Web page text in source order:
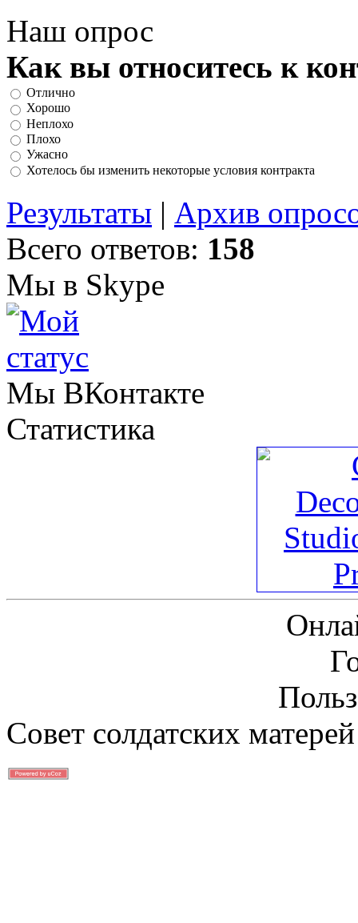
Наш опрос
Как вы относитесь к
Отлично
Хорошо
Неплохо
Плохо
Ужасно
Хотелось бы изменить некоторые условия контракта
Результаты | Архив
Всего ответов: 158
Мы в Skype
Мы ВКонтакте
Статистика
Совет солдатских